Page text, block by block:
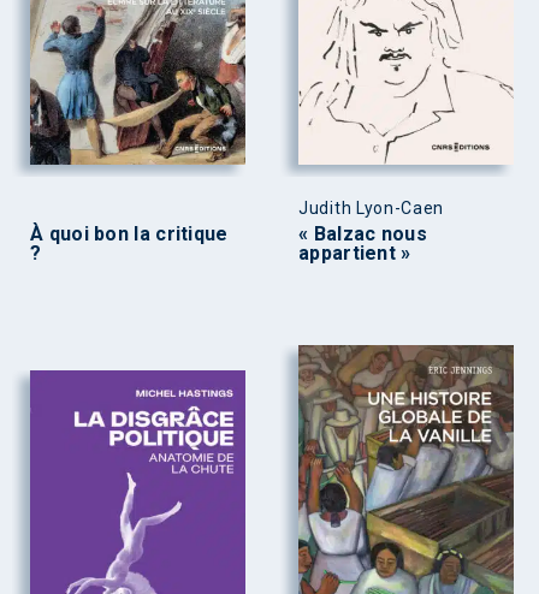
À quoi bon la critique
?
Judith Lyon-Caen
« Balzac nous
appartient »